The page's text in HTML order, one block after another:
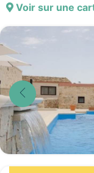
Voir sur une